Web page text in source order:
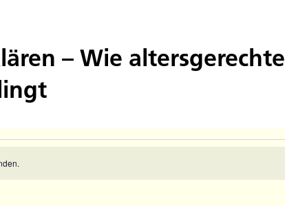
– Wie altersgerechte